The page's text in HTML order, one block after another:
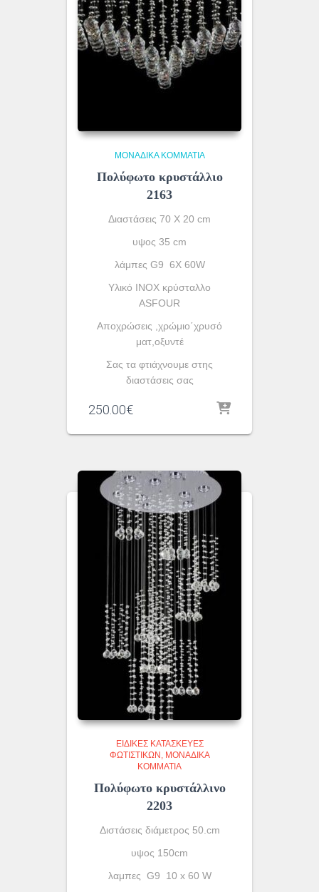
ΜΟΝΆΔΙΚΑ ΚΟΜΜΆΤΙΑ
Πολύφωτο κρυστάλλιο
2163
Διαστάσεις 70 Χ 20 cm
υψος 35 cm
λάμπες G9 6X 60W
Υλικό INOX κρύσταλλο
ASFOUR
Αποχρώσεις ,χρώμιο΄χρυσό
ματ,οξυντέ
Σας τα φτιάχνουμε στης
διαστάσεις σας
250.00€
ΕΙΔΙΚΈΣ ΚΑΤΑΣΚΕΥΈΣ
ΦΩΤΙΣΤΙΚΏΝ
ΜΟΝΆΔΙΚΑ
ΚΟΜΜΆΤΙΑ
Πολύφωτο κρυστάλλινο
2203
Διστάσεις διάμετρος 50.cm
υψος 150cm
λαμπες G9 10 x 60 W